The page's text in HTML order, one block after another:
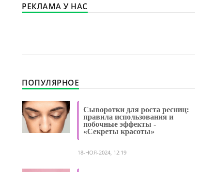
РЕКЛАМА У НАС
ПОПУЛЯРНОЕ
Сыворотки для роста ресниц:
правила использования и
побочные эффекты -
«Секреты красоты»
18-НОЯ-2024, 12:19